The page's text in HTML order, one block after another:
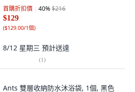
首購折扣價 40%$216
$129
($129.00/1個)
8/12 星期三 預計送達
(1)
Ants 雙層收納防水沐浴袋, 1個, 黑色